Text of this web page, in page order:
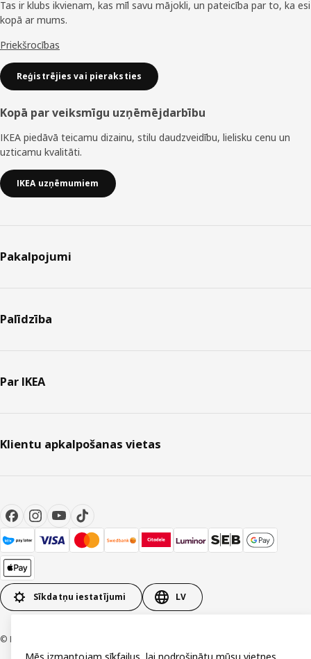
Tas ir klubs ikvienam, kas mīl savu mājokli, un pateicība par to, ka esi
kopā ar mums.
Priekšrocības
Reģistrējies vai pieraksties
Kopā par veiksmīgu uzņēmējdarbību
IKEA piedāvā teicamu dizainu, stilu daudzveidību, lielisku cenu un
uzticamu kvalitāti.
IKEA uzņēmumiem
Pakalpojumi
Palīdzība
Par IKEA
Klientu apkalpošanas vietas
Sīkdatņu iestatījumi LV
© Inter IKEA Systems B.V. 1999-2026